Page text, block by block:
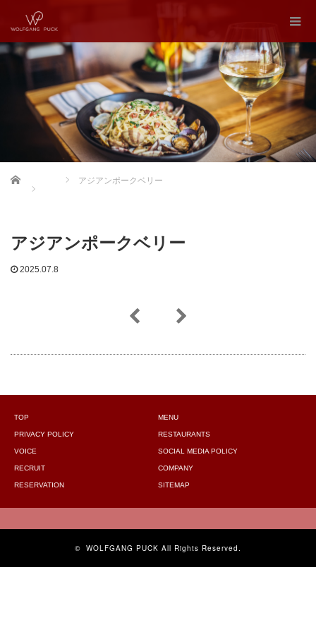
Home アジアンポークベリー
アジアンポークベリー
2025.07.8
TOP
PRIVACY POLICY
VOICE
MENU
RESTAURANTS
SOCIAL MEDIA POLICY
RECRUIT
RESERVATION
COMPANY
SITEMAP
© WOLFGANG PUCK All Rights Reserved.